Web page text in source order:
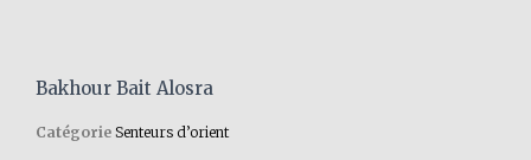
Bakhour Bait Alosra
Catégorie Senteurs d’orient